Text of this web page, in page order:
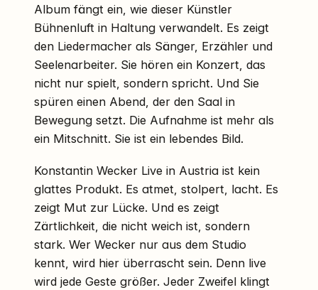
Album fängt ein, wie dieser Künstler
Bühnenluft in Haltung verwandelt. Es zeigt
den Liedermacher als Sänger, Erzähler und
Seelenarbeiter. Sie hören ein Konzert, das
nicht nur spielt, sondern spricht. Und Sie
spüren einen Abend, der den Saal in
Bewegung setzt. Die Aufnahme ist mehr als
ein Mitschnitt. Sie ist ein lebendes Bild.
Konstantin Wecker Live in Austria ist kein
glattes Produkt. Es atmet, stolpert, lacht. Es
zeigt Mut zur Lücke. Und es zeigt
Zärtlichkeit, die nicht weich ist, sondern
stark. Wer Wecker nur aus dem Studio
kennt, wird hier überrascht sein. Denn live
wird jede Geste größer. Jeder Zweifel klingt